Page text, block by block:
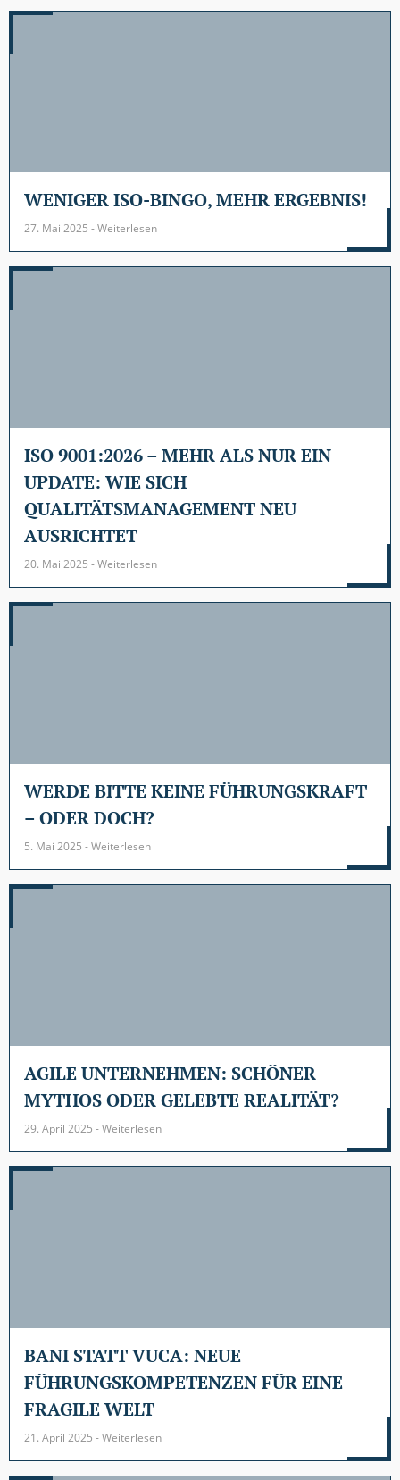
WENIGER ISO-BINGO, MEHR ERGEBNIS!
27. Mai 2025 - Weiterlesen
ISO 9001:2026 – MEHR ALS NUR EIN
UPDATE: WIE SICH
QUALITÄTSMANAGEMENT NEU
AUSRICHTET
20. Mai 2025 - Weiterlesen
WERDE BITTE KEINE FÜHRUNGSKRAFT
– ODER DOCH?
5. Mai 2025 - Weiterlesen
AGILE UNTERNEHMEN: SCHÖNER
MYTHOS ODER GELEBTE REALITÄT?
29. April 2025 - Weiterlesen
BANI STATT VUCA: NEUE
FÜHRUNGSKOMPETENZEN FÜR EINE
FRAGILE WELT
21. April 2025 - Weiterlesen